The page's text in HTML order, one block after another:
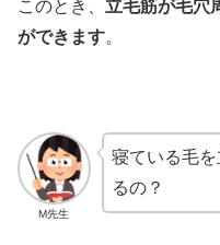
このとき、 立毛筋が毛穴
ができます。
M先生
寝ている毛
るの？